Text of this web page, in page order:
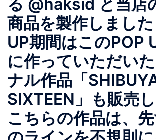
る @haksid と当店
商品を製作しまし
UP期間はこのPOP
に作っていただい
ナル作品「
SIXTEEN」も販売し
こちらの作品は、